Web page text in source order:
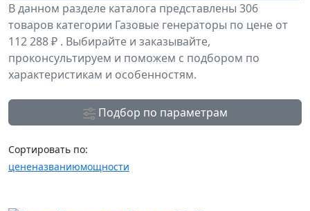
В данном разделе каталога представлены 306
товаров категории Газовые генераторы по цене от
112 288 ₽ . Выбирайте и заказывайте,
проконсультируем и поможем с подбором по
характеристикам и особенностям.
Подбор по параметрам
Сортировать по:
цененазваниюмощности